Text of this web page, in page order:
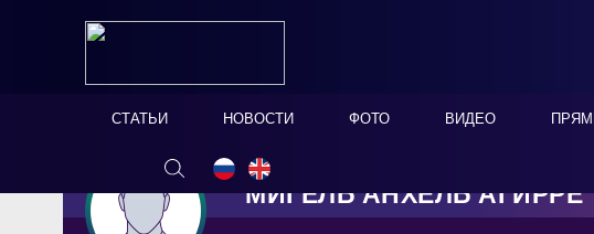
СТАТЬИ НОВОСТИ ФОТО ВИДЕО
МИГЕЛЬ АНХЕЛЬ АГИРРЕ